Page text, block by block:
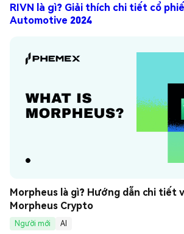
RIVN là gì? Giải thích chi tiết cổ
Automotive 2024
Morpheus là gì? Hướng dẫn chi tiết
Morpheus Crypto
Người mới
AI